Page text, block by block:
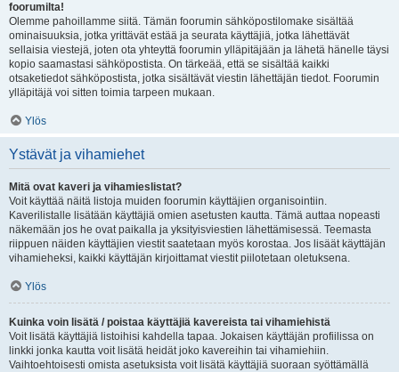
foorumilta!
Olemme pahoillamme siitä. Tämän foorumin sähköpostilomake sisältää
ominaisuuksia, jotka yrittävät estää ja seurata käyttäjiä, jotka lähettävät
sellaisia viestejä, joten ota yhteyttä foorumin ylläpitäjään ja lähetä hänelle täysi
kopio saamastasi sähköpostista. On tärkeää, että se sisältää kaikki
otsaketiedot sähköpostista, jotka sisältävät viestin lähettäjän tiedot. Foorumin
ylläpitäjä voi sitten toimia tarpeen mukaan.
Ylös
Ystävät ja vihamiehet
Mitä ovat kaveri ja vihamieslistat?
Voit käyttää näitä listoja muiden foorumin käyttäjien organisointiin.
Kaverilistalle lisätään käyttäjiä omien asetusten kautta. Tämä auttaa nopeasti
näkemään jos he ovat paikalla ja yksityisviestien lähettämisessä. Teemasta
riippuen näiden käyttäjien viestit saatetaan myös korostaa. Jos lisäät käyttäjän
vihamieheksi, kaikki käyttäjän kirjoittamat viestit piilotetaan oletuksena.
Ylös
Kuinka voin lisätä / poistaa käyttäjiä kavereista tai vihamiehistä
Voit lisätä käyttäjiä listoihisi kahdella tapaa. Jokaisen käyttäjän profiilissa on
linkki jonka kautta voit lisätä heidät joko kavereihin tai vihamiehiin.
Vaihtoehtoisesti omista asetuksista voit lisätä käyttäjiä suoraan syöttämällä